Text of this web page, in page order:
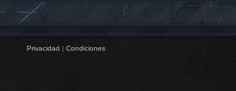
Privacidad | Condiciones